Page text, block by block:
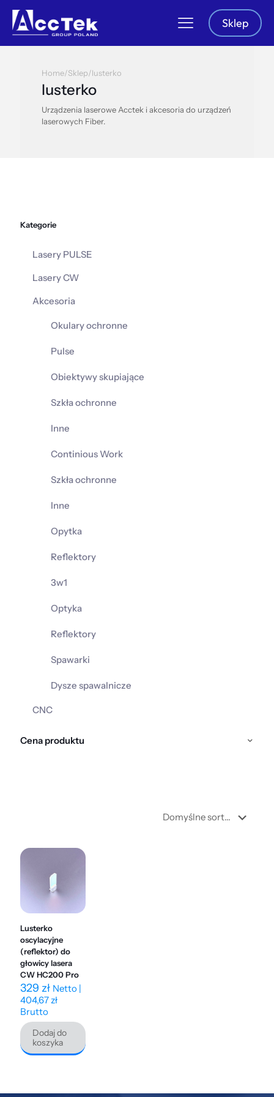
Sklep
Home/Sklep/lusterko
lusterko
Urządzenia laserowe Acctek i akcesoria do urządzeń
laserowych Fiber.
Kategorie
Lasery PULSE
Lasery CW
Akcesoria
Okulary ochronne
Pulse
Obiektywy skupiające
Szkła ochronne
Inne
Continious Work
Szkła ochronne
Inne
Opytka
Reflektory
3w1
Optyka
Reflektory
Spawarki
Dysze spawalnicze
CNC
Cena produktu
Lusterko
oscylacyjne
(reflektor) do
głowicy lasera
CW HC200 Pro
329 zł Netto |
404,67zł
Brutto
Dodaj do
koszyka